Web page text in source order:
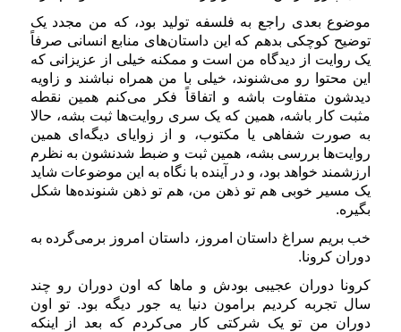
موضوع بعدی راجع به فلسفه تولید بود، که من مجدد یک
توضیح کوچکی بدهم که این داستان‌های منابع انسانی صرفاً
یک روایت از دیدگاه من است و ممکنه خیلی از عزیزانی که
این محتوا رو می‌شنوند، خیلی با من همراه نباشند و زاویه
دیدشون متفاوت باشه و اتفاقاً فکر می‌کنم همین نقطه
مثبت کار باشه، همین که یک سری روایت‌ها ثبت بشه، حالا
به صورت شفاهی یا مکتوب، و از زوایای دیگه‌ای همین
روایت‌ها بررسی بشه، همین ثبت و ضبط شدنشون به نظرم
ارزشمند خواهد بود، و در آینده با نگاه به این موضوعات شاید
یک مسیر خوبی هم تو ذهن من، هم تو ذهن شنونده‌ها شکل
بگیره.
خب بریم سراغ داستان امروز، داستان امروز برمی‌گرده به
دوران کرونا.
کرونا دوران عجیبی بودش و ماها که اون دوران رو چند
سال تجربه کردیم برامون دنیا یه جور دیگه بود. تو اون
دوران من تو یک شرکتی کار می‌کردم که بعد از اینکه